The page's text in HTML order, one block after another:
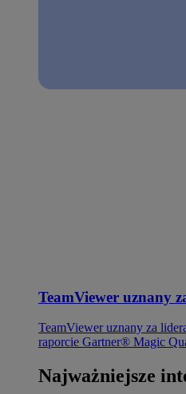
TeamViewer uznany
TeamViewer uznany za
raporcie Gartner® Magic
Najważniejsze